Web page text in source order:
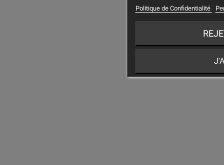
Politique de Confidentialité